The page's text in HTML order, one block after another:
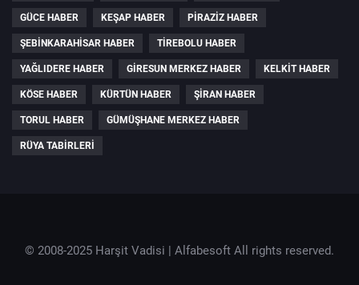
GÜCE HABER KEŞAP HABER PIRAZIZ HABER
ŞEBINKARAHISAR HABER TIREBOLU HABER
YAĞLIDERE HABER GIRESUN MERKEZ HABER KELKIT HABER
KÖSE HABER KÜRTÜN HABER ŞIRAN HABER
TORUL HABER GÜMÜŞHANE MERKEZ HABER
RÜYA TABIRLERI
© 2008-2025 Harşit Vadisi | Alfabesoft All rights reserved.